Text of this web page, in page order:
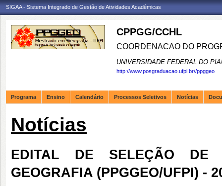
SIGAA - Sistema Integrado de Gestão de Atividades Acadêmicas
CPPGG/CCHL
COORDENACAO DO
UNIVERSIDADE FEDERAL DO
http://www.posgraduacao.ufpi.br//ppggeo
Programa Ensino Calendário Processos Seletivos Notícias
Notícias
EDITAL DE SELEÇÃO DE
GEOGRAFIA (PPGGEO/UFPI) -